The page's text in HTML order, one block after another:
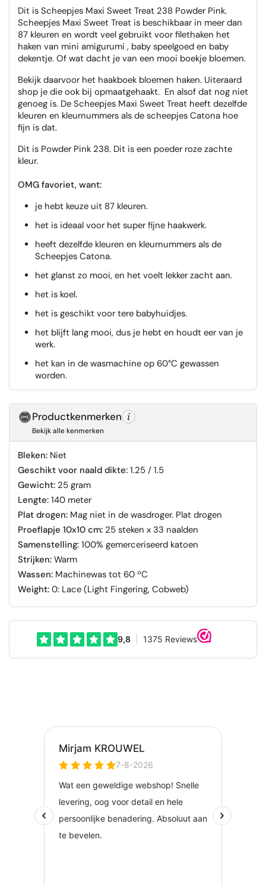
Dit is Scheepjes Maxi Sweet Treat 238 Powder Pink.
Scheepjes Maxi Sweet Treat is beschikbaar in meer dan
87 kleuren en wordt veel gebruikt voor filethaken het
haken van mini amigurumi , baby speelgoed en baby
dekentje. Of wat dacht je van een mooi boekje bloemen.
Bekijk daarvoor het haakboek bloemen haken. Uiteraard
shop je die ook bij opmaatgehaakt. En alsof dat nog niet
genoeg is. De Scheepjes Maxi Sweet Treat heeft dezelfde
kleuren en kleurnummers als de scheepjes Catona hoe
fijn is dat.
Dit is Powder Pink 238. Dit is een poeder roze zachte
kleur.
OMG favoriet, want:
je hebt keuze uit 87 kleuren.
het is ideaal voor het super fijne haakwerk.
heeft dezelfde kleuren en kleurnummers als de
Scheepjes Catona.
het glanst zo mooi, en het voelt lekker zacht aan.
het is koel.
het is geschikt voor tere babyhuidjes.
het blijft lang mooi, dus je hebt en houdt eer van je
werk.
het kan in de wasmachine op 60°C gewassen
worden.
Productkenmerken
Bekijk alle kenmerken
Bleken:Niet
Geschikt voor naald dikte:1.25 / 1.5
Gewicht:25 gram
Lengte:140 meter
Plat drogen:Mag niet in de wasdroger. Plat drogen
Proeflapje 10x10 cm:25 steken x 33 naalden
Samenstelling:100% gemerceriseerd katoen
Strijken:Warm
Wassen:Machinewas tot 60 ºC
Weight:0: Lace (Light Fingering, Cobweb)